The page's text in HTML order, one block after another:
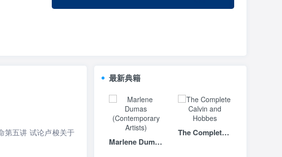
第五讲 试论卢梭关于
最新典籍
Marlene Dumas (Contemporary Artists)
The Complete Calvin and Hobbes